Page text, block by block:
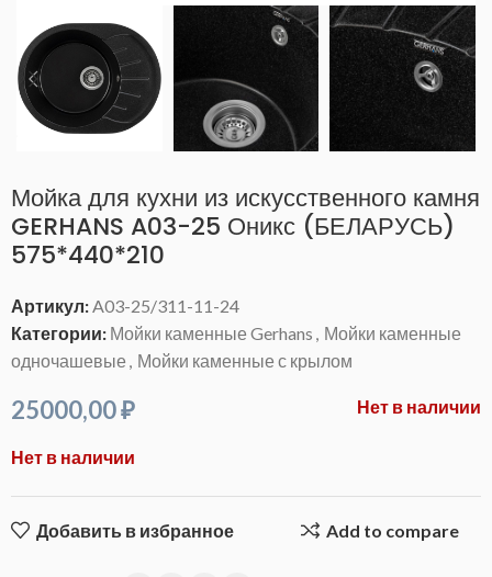
Мойка для кухни из искусственного камня
GERHANS A03-25 Оникс (БЕЛАРУСЬ)
575*440*210
Артикул:A03-25/311-11-24
Категории: Мойки каменные Gerhans , Мойки каменные
одночашевые , Мойки каменные с крылом
25000,00₽ Нет в наличии
Нет в наличии
Добавить в избранное Add to compare